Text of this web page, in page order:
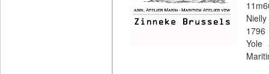
1796
Yole